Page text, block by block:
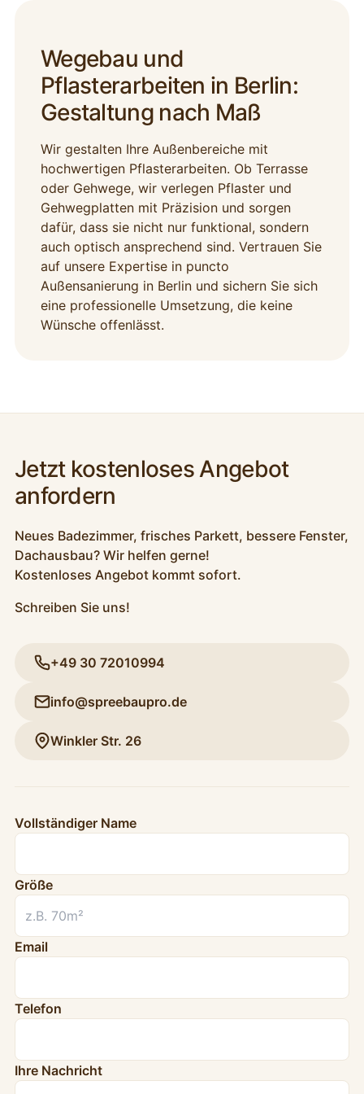
Wegebau und
Pflasterarbeiten in Berlin:
Gestaltung nach Maß
Wir gestalten Ihre Außenbereiche mit
hochwertigen Pflasterarbeiten. Ob Terrasse
oder Gehwege, wir verlegen Pflaster und
Gehwegplatten mit Präzision und sorgen
dafür, dass sie nicht nur funktional, sondern
auch optisch ansprechend sind. Vertrauen Sie
auf unsere Expertise in puncto
Außensanierung in Berlin und sichern Sie sich
eine professionelle Umsetzung, die keine
Wünsche offenlässt.
Jetzt kostenloses Angebot
anfordern
Neues Badezimmer, frisches Parkett, bessere Fenster,
Dachausbau? Wir helfen gerne!
Kostenloses Angebot kommt sofort.
Schreiben Sie uns!
+49 30 72010994
info@spreebaupro.de
Winkler Str. 26
Vollständiger Name
Größe
Website
Email
Telefon
Ihre Nachricht